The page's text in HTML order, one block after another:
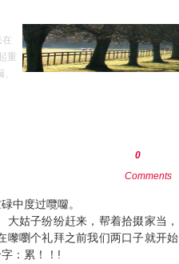
重
0
Comments
中度过囕囖。
大姑子纷纷赶来，帮着拾掇家当，
嚟嚠个礼拜之前我们两口子就开始
：累！！!